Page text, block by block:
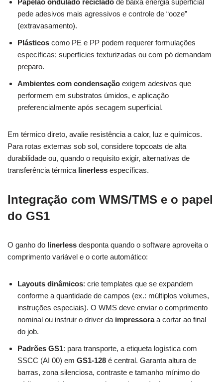
Papelão ondulado reciclado de baixa energia superficial
pede adesivos mais agressivos e controle de “ooze”
(extravasamento).
Plásticos como PE e PP podem requerer formulações
específicas; superfícies texturizadas ou com pó demandam
preparo.
Ambientes com condensação exigem adesivos que
performem em substratos úmidos, e aplicação
preferencialmente após secagem superficial.
Em térmico direto, avalie resistência a calor, luz e químicos.
Para rotas externas sob sol, considere topcoats de alta
durabilidade ou, quando o requisito exigir, alternativas de
transferência térmica linerless específicas.
Integração com WMS/TMS e o papel
do GS1
O ganho do linerless desponta quando o software aproveita o
comprimento variável e o corte automático:
Layouts dinâmicos: crie templates que se expandem
conforme a quantidade de campos (ex.: múltiplos volumes,
instruções especiais). O WMS deve enviar o comprimento
nominal ou instruir o driver da impressoraa cortar ao final
do job.
Padrões GS1: para transporte, a etiqueta logística com
SSCC (AI 00) em GS1‑128 é central. Garanta altura de
barras, zona silenciosa, contraste e tamanho mínimo do